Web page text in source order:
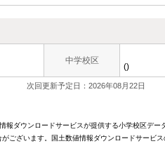
中学校区
()
次回更新予定日：2026年08月22日
報ダウンロードサービスが提供する小学校区デ
ございます。国土数値情報ダウンロードサービ